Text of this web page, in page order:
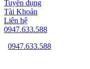
Tuyển dụng
Tài Khoản
Liên hệ
0947.633.588
0947.633.588